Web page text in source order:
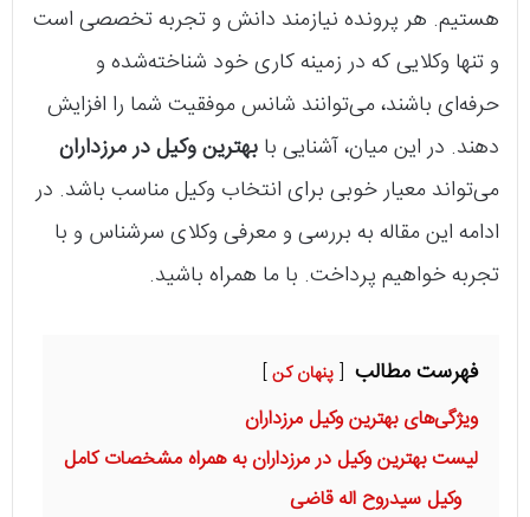
هستیم. هر پرونده نیازمند دانش و تجربه تخصصی است
و تنها وکلایی که در زمینه کاری خود شناخته‌شده و
حرفه‌ای باشند، می‌توانند شانس موفقیت شما را افزایش
دهند. در این میان، آشنایی با بهترین وکیل در مرزداران
می‌تواند معیار خوبی برای انتخاب وکیل مناسب باشد. در
ادامه این مقاله به بررسی و معرفی وکلای سرشناس و با
تجربه خواهیم پرداخت. با ما همراه باشید.
فهرست مطالب پنهان کن
ویژگی‌های بهترین وکیل مرزداران
لیست بهترین وکیل در مرزداران به همراه مشخصات کامل
وکیل سیدروح اله قاضی